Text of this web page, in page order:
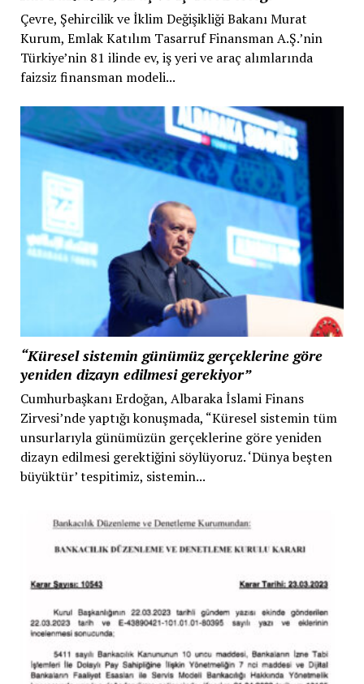
Çevre, Şehircilik ve İklim Değişikliği Bakanı Murat
Kurum, Emlak Katılım Tasarruf Finansman A.Ş.’nin
Türkiye’nin 81 ilinde ev, iş yeri ve araç alımlarında
faizsiz finansman modeli...
“Küresel sistemin günümüz gerçeklerine göre
yeniden dizayn edilmesi gerekiyor”
Cumhurbaşkanı Erdoğan, Albaraka İslami Finans
Zirvesi’nde yaptığı konuşmada, “Küresel sistemin tüm
unsurlarıyla günümüzün gerçeklerine göre yeniden
dizayn edilmesi gerektiğini söylüyoruz. ‘Dünya beşten
büyüktür’ tespitimiz, sistemin...